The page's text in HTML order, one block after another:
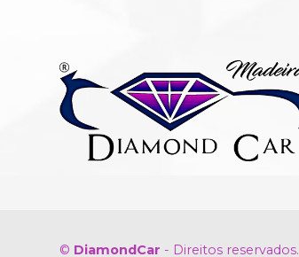
© DiamondCar - Direitos reservados.